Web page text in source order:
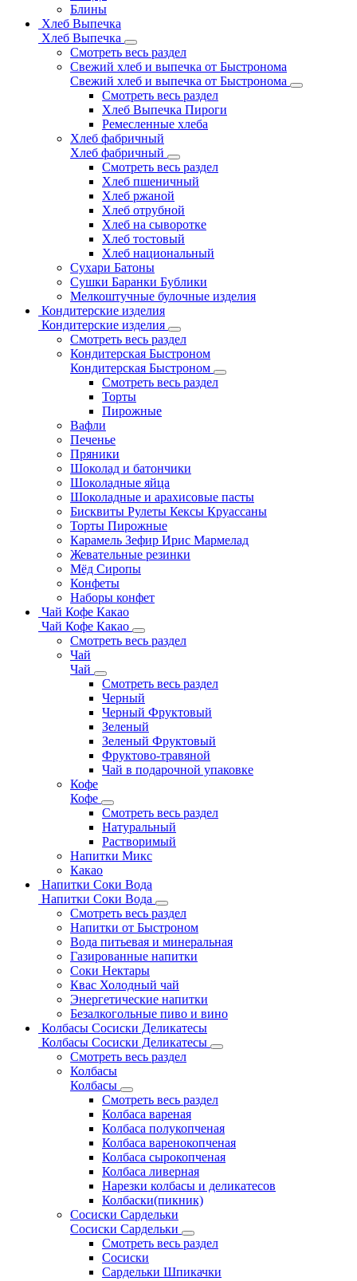
Блины
Хлеб Выпечка
Хлеб Выпечка
Смотреть весь раздел
Свежий хлеб и выпечка от Быстронома
Свежий хлеб и выпечка от Быстронома
Смотреть весь раздел
Хлеб Выпечка Пироги
Ремесленные хлеба
Хлеб фабричный
Хлеб фабричный
Смотреть весь раздел
Хлеб пшеничный
Хлеб ржаной
Хлеб отрубной
Хлеб на сыворотке
Хлеб тостовый
Хлеб национальный
Сухари Батоны
Сушки Баранки Бублики
Мелкоштучные булочные изделия
Кондитерские изделия
Кондитерские изделия
Смотреть весь раздел
Кондитерская Быстроном
Кондитерская Быстроном
Смотреть весь раздел
Торты
Пирожные
Вафли
Печенье
Пряники
Шоколад и батончики
Шоколадные яйца
Шоколадные и арахисовые пасты
Бисквиты Рулеты Кексы Круассаны
Торты Пирожные
Карамель Зефир Ирис Мармелад
Жевательные резинки
Мёд Сиропы
Конфеты
Наборы конфет
Чай Кофе Какао
Чай Кофе Какао
Смотреть весь раздел
Чай
Чай
Смотреть весь раздел
Черный
Черный Фруктовый
Зеленый
Зеленый Фруктовый
Фруктово-травяной
Чай в подарочной упаковке
Кофе
Кофе
Смотреть весь раздел
Натуральный
Растворимый
Напитки Микс
Какао
Напитки Соки Вода
Напитки Соки Вода
Смотреть весь раздел
Напитки от Быстроном
Вода питьевая и минеральная
Газированные напитки
Соки Нектары
Квас Холодный чай
Энергетические напитки
Безалкогольные пиво и вино
Колбасы Сосиски Деликатесы
Колбасы Сосиски Деликатесы
Смотреть весь раздел
Колбасы
Колбасы
Смотреть весь раздел
Колбаса вареная
Колбаса полукопченая
Колбаса варенокопченая
Колбаса сырокопченая
Колбаса ливерная
Нарезки колбасы и деликатесов
Колбаски(пикник)
Сосиски Сардельки
Сосиски Сардельки
Смотреть весь раздел
Сосиски
Сардельки Шпикачки